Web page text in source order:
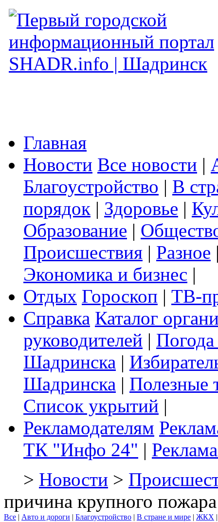
Главная
Новости Все новости |
Благоустройство | В
порядок | Здоровье |
Образование |
Происшествия | Разное
Экономика и бизнес |
Отдых Гороскоп | ТВ-
Справка Каталог
руководителей |
Шадринска |
Шадринска | Полезные
Список укрытий |
Рекламодателям
ТК "Инфо 24" |
> Новости >
причина крупного
Все | Авто и дороги | Благоустройство | В стране и мире | ЖКХ